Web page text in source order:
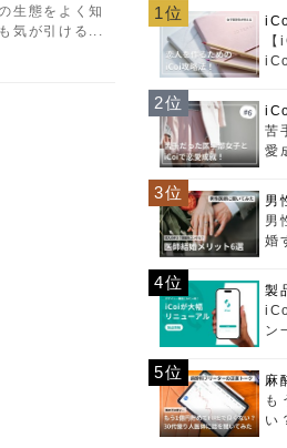
生態をよく知
気が引ける...
これを読めば
1位
苦
愛
2位
男
男
婚
3位
製
ン
4位
麻
も
い
5位